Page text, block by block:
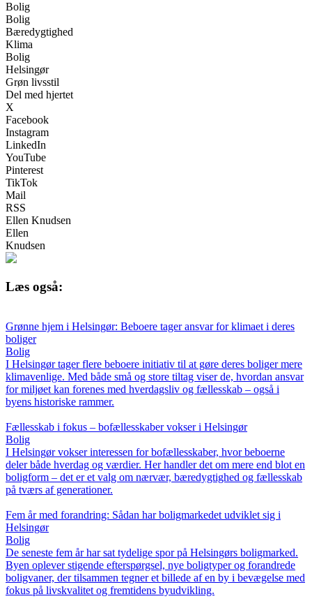
Bolig
Bolig
Bæredygtighed
Klima
Bolig
Helsingør
Grøn livsstil
Del med hjertet
X
Facebook
Instagram
LinkedIn
YouTube
Pinterest
TikTok
Mail
RSS
Ellen Knudsen
Ellen
Knudsen
Læs også:
Grønne hjem i Helsingør: Beboere tager ansvar for klimaet i deres
boliger
Bolig
I Helsingør tager flere beboere initiativ til at gøre deres boliger mere
klimavenlige. Med både små og store tiltag viser de, hvordan ansvar
for miljøet kan forenes med hverdagsliv og fællesskab – også i
byens historiske rammer.
Fællesskab i fokus – bofællesskaber vokser i Helsingør
Bolig
I Helsingør vokser interessen for bofællesskaber, hvor beboerne
deler både hverdag og værdier. Her handler det om mere end blot en
boligform – det er et valg om nærvær, bæredygtighed og fællesskab
på tværs af generationer.
Fem år med forandring: Sådan har boligmarkedet udviklet sig i
Helsingør
Bolig
De seneste fem år har sat tydelige spor på Helsingørs boligmarked.
Byen oplever stigende efterspørgsel, nye boligtyper og forandrede
boligvaner, der tilsammen tegner et billede af en by i bevægelse med
fokus på livskvalitet og fremtidens byudvikling.